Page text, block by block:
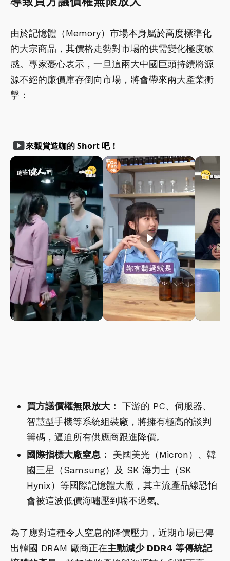
由於記憶體（Memory）市場本身屬於高度標準化
的大宗商品，其價格走勢對市場的供需變化極度敏
感。專家憂心表示，一旦這兩大中國巨頭持續將源
源不絕的廉價庫存倒向市場，將會帶來兩大產業衝
擊：
smart_display來觀賞造咖的 Short 吧！
play_arrow play_arrow
買方議價權無限放大：
下游的 PC、伺服器、
智慧型手機等系統組裝廠，將擁有極高的談判
籌碼，逼迫所有供應商跟進降價。
國際指標大廠窒息：
美國美光（Micron）、韓
國三星（Samsung）及 SK 海力士（SK
Hynix）等國際記憶體大廠，其主流產品線恐怕
會被這波低價海嘯壓到喘不過氣。
為了應對這種令人窒息的降價壓力，近期市場已傳
出韓國 DRAM 廠商正在主動減少DDR4 等傳統記